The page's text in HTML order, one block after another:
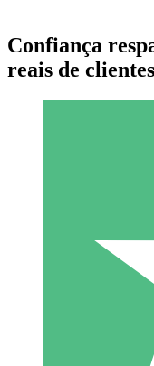
Pacotes
Pague conforme
Confiança
reais de clientes